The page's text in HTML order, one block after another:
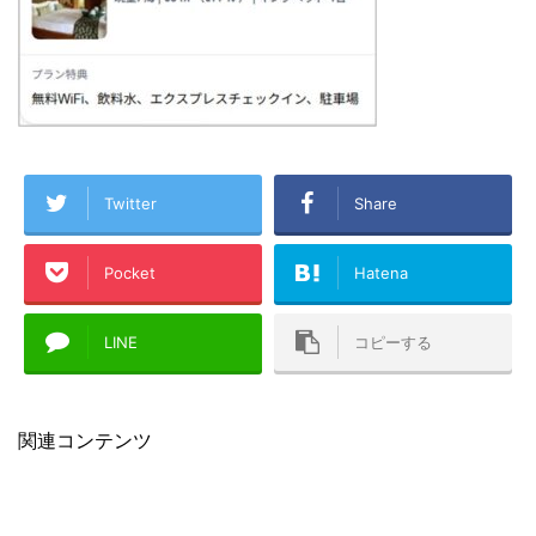
Twitter Share
Pocket Hatena
LINE コピーする
関連コンテンツ